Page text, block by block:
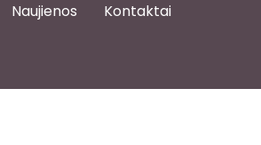
Naujienos Kontaktai